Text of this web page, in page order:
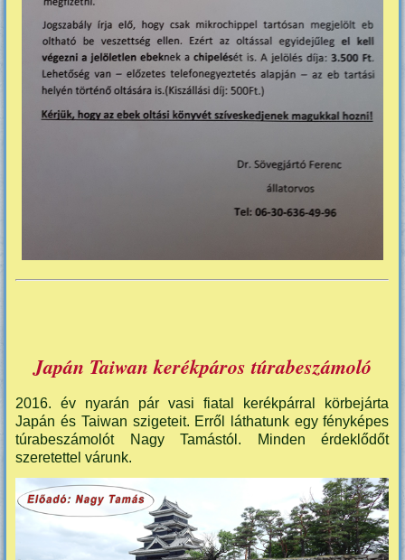
Japán Taiwan kerékpáros túrabeszámoló
2016. év nyarán pár vasi fiatal kerékpárral körbejárta
Japán és Taiwan szigeteit. Erről láthatunk egy fényképes
túrabeszámolót Nagy Tamástól. Minden érdeklődőt
szeretettel várunk.